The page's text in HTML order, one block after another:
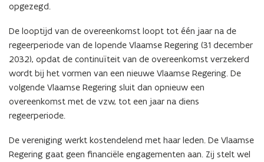
opgezegd.
De looptijd van de overeenkomst loopt tot één jaar na de
regeerperiode van de lopende Vlaamse Regering (31 december
2032), opdat de continuïteit van de overeenkomst verzekerd
wordt bij het vormen van een nieuwe Vlaamse Regering. De
volgende Vlaamse Regering sluit dan opnieuw een
overeenkomst met de vzw, tot een jaar na diens
regeerperiode.
De vereniging werkt kostendelend met haar leden. De Vlaamse
Regering gaat geen financiële engagementen aan. Zij stelt wel